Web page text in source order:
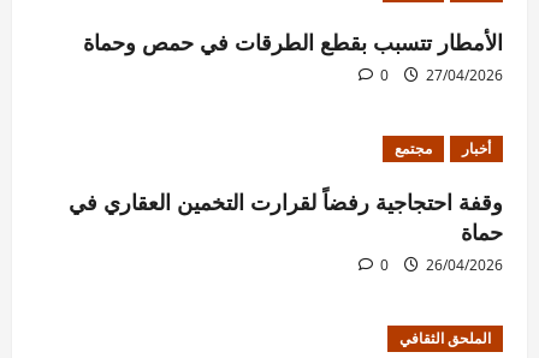
الأمطار تتسبب بقطع الطرقات في حمص وحماة
27/04/2026
0
أخبار مجتمع
وقفة احتجاجية رفضاً لقرارت التخمين العقاري في
حماة
26/04/2026
0
الملحق الثقافي